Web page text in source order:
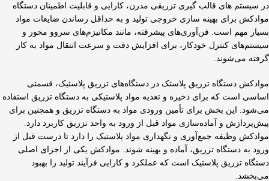
در سیستم های قالب گیری تزریقی مدرن، کارایی و قابلیت اطمینان دستگاه
موادکش برای بهینه سازی خروجی تولید و به حداقل رساندن ضایعات مواد
بسیار مهم است. فن‌آوری‌های پیشرفته، مانند مکانیزم‌های سروو محور و
سیستم‌های کنترل خودکار، برای افزایش دقت و سرعت انتقال مواد به کار
گرفته می‌شوند.
موادکش دستگاه تزریق پلاستک در دستگاه‌های تزریق پلاستیک، قسمتی
اساسی است که برای ذخیره و تغذیه مواد پلاستیکی به دستگاه تزریق استفاده
می‌شود. این بخش برای تأمین ورودی مواد به دستگاه تزریق و همچنین برای
پیش‌پردازش و آماده‌سازی مواد قبل از ورود به واحد تزریق کاربرد دارد.
موادکش وظیفه جمع‌آوری و نگهداری مواد پلاستیک را دارد تا درست قبل از
ورود به دستگاه تزریق، آماده و بهینه شوند. موادکش یکی از اجزای اصلی
دستگاه تزریق پلاستیک است که عملکرد و کارایی فرآیند تولید را بهبود
می‌بخشد.